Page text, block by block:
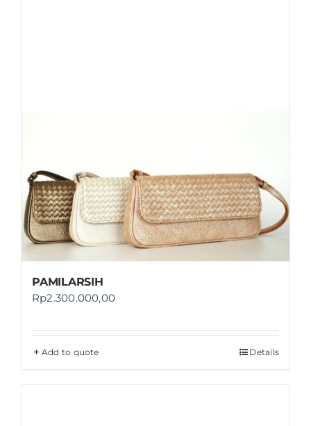
PAMILARSIH
Rp2.300.000,00
Add to quote Details